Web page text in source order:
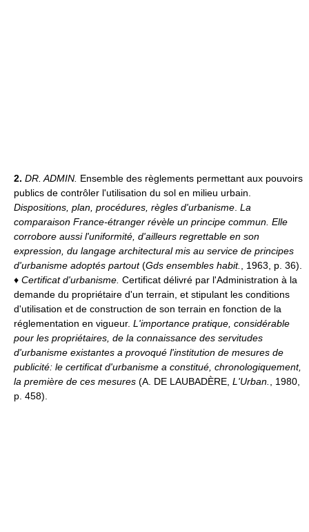
2. DR. ADMIN. Ensemble des règlements permettant aux pouvoirs
publics de contrôler l'utilisation du sol en milieu urbain.
Dispositions, plan, procédures, règles d'urbanisme La
comparaison France-étranger révèle un principe commun. Elle
corrobore aussi l'uniformité, d'ailleurs regrettable en son
expression, du langage architectural mis au service de principes
d'urbanisme adoptés partout(Gds ensembles habit.
, 1963, p. 36).
♦ Certificat d'urbanisme. Certificat délivré par l'Administration à la
demande du propriétaire d'un terrain, et stipulant les conditions
d'utilisation et de construction de son terrain en fonction de la
réglementation en vigueur. L'importance pratique, considérable
pour les propriétaires, de la connaissance des servitudes
d'urbanisme existantes a provoqué l'institution de mesures de
publicité: le certificat d'urbanisme a constitué, chronologiquement,
la première de ces mesures (A. DE LAUBADÈRE, L'Urban.
, 1980,
p. 458).